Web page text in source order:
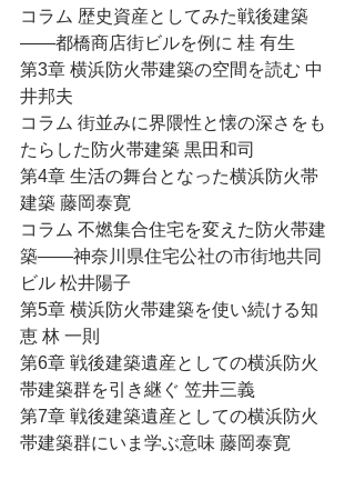
コラム 歴史資産としてみた戦後建築
――都橋商店街ビルを例に 桂 有生
第3章 横浜防火帯建築の空間を読む 中
井邦夫
コラム 街並みに界隈性と懐の深さをも
たらした防火帯建築 黒田和司
第4章 生活の舞台となった横浜防火帯
建築 藤岡泰寛
コラム 不燃集合住宅を変えた防火帯建
築――神奈川県住宅公社の市街地共同
ビル 松井陽子
第5章 横浜防火帯建築を使い続ける知
恵 林 一則
第6章 戦後建築遺産としての横浜防火
帯建築群を引き継ぐ 笠井三義
第7章 戦後建築遺産としての横浜防火
帯建築群にいま学ぶ意味 藤岡泰寛